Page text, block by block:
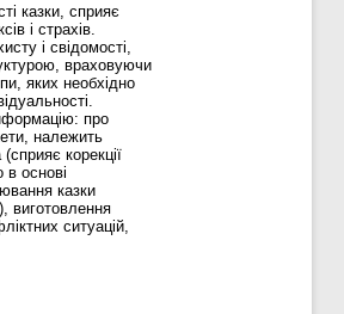
казки, сприяє
і страхів.
і свідомості,
враховуючи
яких необхідно
про
належить
корекції
основі
казки
виготовлення
ситуацій,